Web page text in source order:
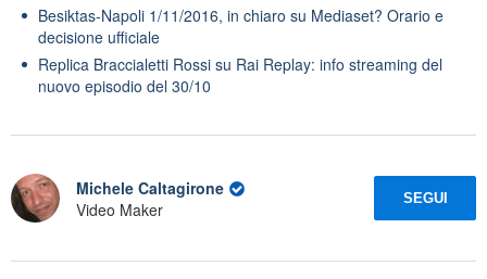
Besiktas-Napoli 1/11/2016, in chiaro su Mediaset? Orario e
decisione ufficiale
Replica Braccialetti Rossi su Rai Replay: info streaming del
nuovo episodio del 30/10
Michele Caltagirone
Video Maker
SEGUI